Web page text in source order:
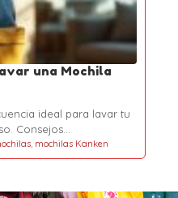
una Mochila
ideal para lavar tu
Consejos…
, mochilas Kanken